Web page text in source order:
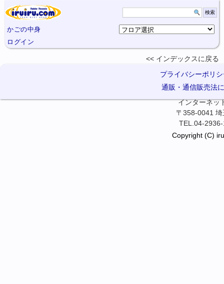
かごの中身
ログイン
インデックスに 戻る
プライバシーポリ
通販・通信販売法
インターネッ
〒358-0041
TEL.04-
Copyright (C)